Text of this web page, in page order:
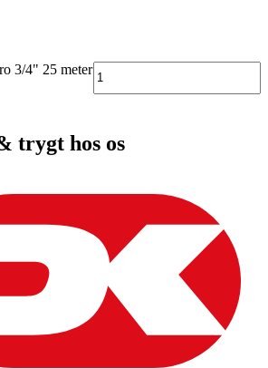
3/4" 25 meter
trygt hos os